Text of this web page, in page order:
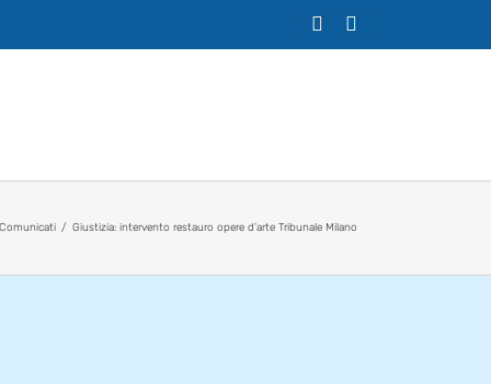
Comunicati Giustizia: intervento restauro opere d’arte Tribunale Milano